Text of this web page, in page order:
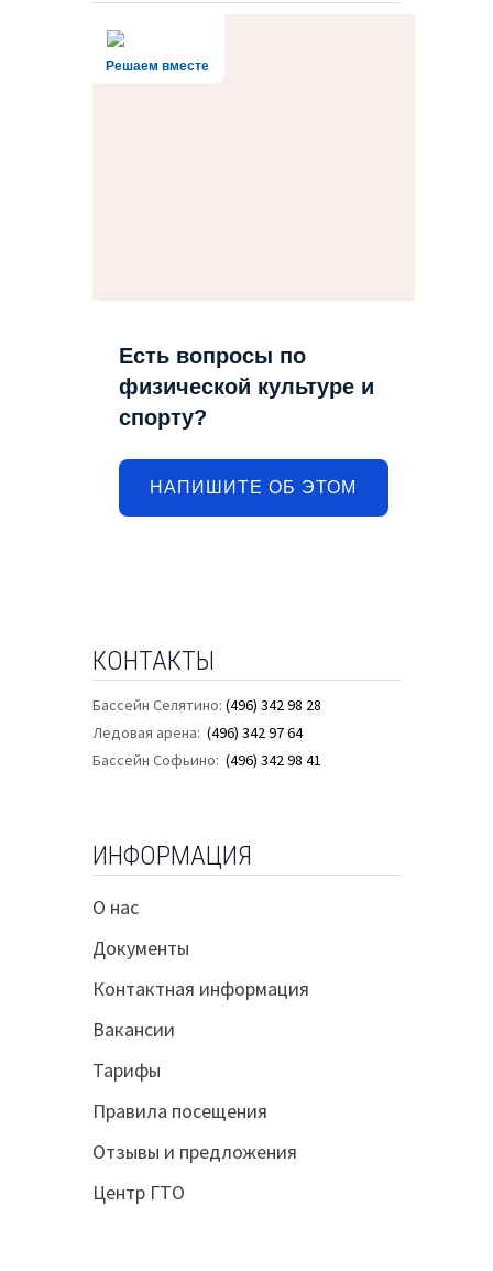
Решаем вместе
Есть вопросы по
физической культуре и
спорту?
НАПИШИТЕ ОБ ЭТОМ
КОНТАКТЫ
Бассейн Селятино: (496) 342 98 28
Ледовая арена: (496) 342 97 64
Бассейн Софьино: (496) 342 98 41
ИНФОРМАЦИЯ
О нас
Документы
Контактная информация
Вакансии
Тарифы
Правила посещения
Отзывы и предложения
Центр ГТО